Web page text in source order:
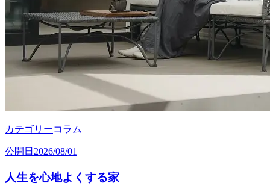
カテゴリーコラム
公開日 2026/08/01
人生を心地よくする家